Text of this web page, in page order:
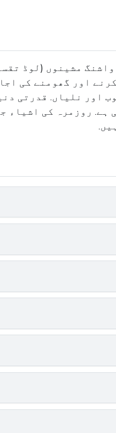
مشینوں (لوڈ
نلیاں. قدرتی
روزمرہ کی اشیاء